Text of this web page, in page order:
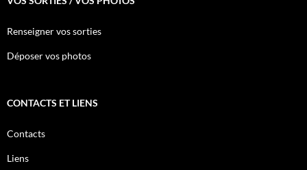
Renseigner vos sorties
Déposer vos photos
CONTACTS ET LIENS
Contacts
Liens